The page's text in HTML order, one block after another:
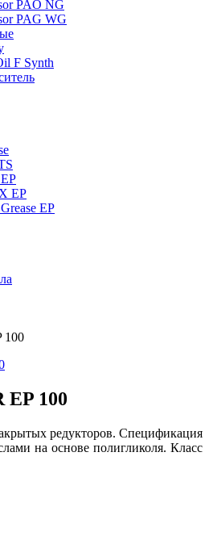
PAO NG
PAG WG
F Synth
EP
EP
100
100
редукторов. Спецификация
на основе полигликоля. Класс